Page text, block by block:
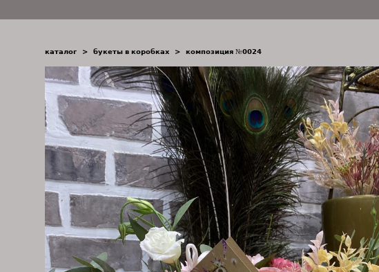
каталог > букеты в коробках > композиция №0024